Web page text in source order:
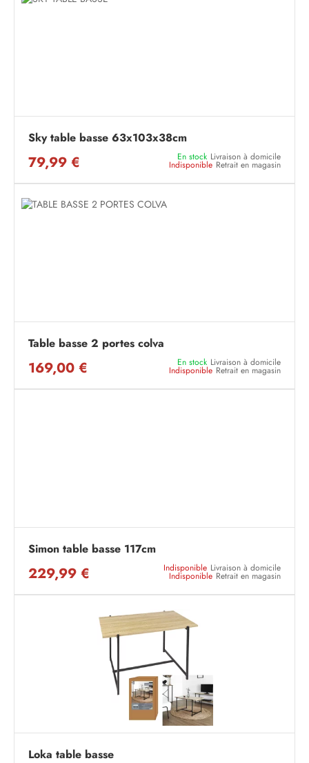
Sky table basse 63x103x38cm
79,99 € En stock Livraison à domicile
Indisponible Retrait en magasin
Table basse 2 portes colva
169,00 € En stock Livraison à domicile
Indisponible Retrait en magasin
Simon table basse 117cm
229,99 € Indisponible Livraison à domicile
Indisponible Retrait en magasin
Loka table basse